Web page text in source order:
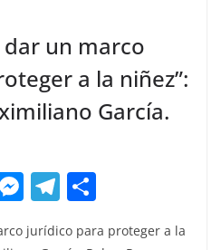
un marco
a la niñez”:
García.
M
e
T
jurídico para proteger a la